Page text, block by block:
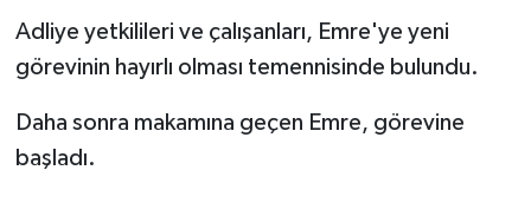
Adliye yetkilileri ve çalışanları, Emre'ye yeni
görevinin hayırlı olması temennisinde bulundu.
Daha sonra makamına geçen Emre, görevine
başladı.